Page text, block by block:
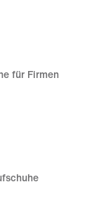
für Firmen